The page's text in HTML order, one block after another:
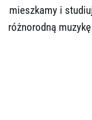
mieszkamy i
różnorodną